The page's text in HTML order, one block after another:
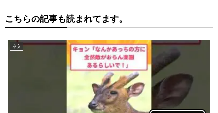
こちらの記事も読まれてます。
ネタ